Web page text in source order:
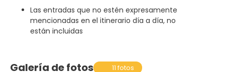
Las entradas que no estén expresamente
mencionadas en el itinerario día a día, no
están incluidas
Galería de fotos 11 fotos